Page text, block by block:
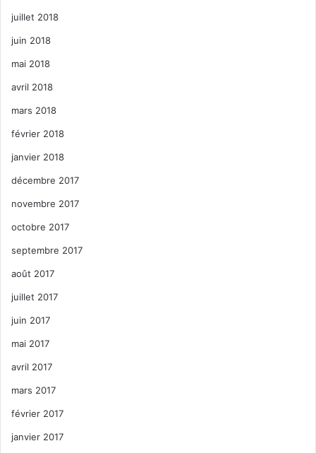
juillet 2018
juin 2018
mai 2018
avril 2018
mars 2018
février 2018
janvier 2018
décembre 2017
novembre 2017
octobre 2017
septembre 2017
août 2017
juillet 2017
juin 2017
mai 2017
avril 2017
mars 2017
février 2017
janvier 2017